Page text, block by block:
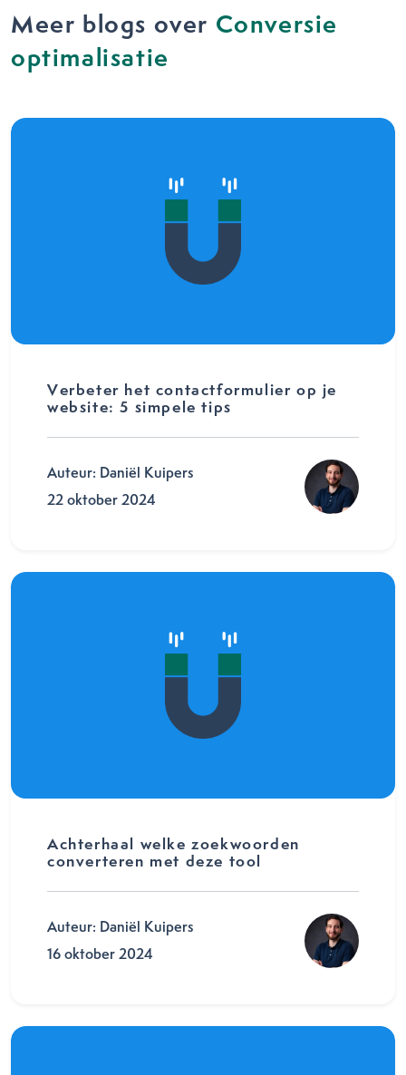
Meer blogs over Conversie
optimalisatie
Verbeter het contactformulier op je
website: 5 simpele tips
Auteur: Daniël Kuipers
22 oktober 2024
Achterhaal welke zoekwoorden
converteren met deze tool
Auteur: Daniël Kuipers
16 oktober 2024